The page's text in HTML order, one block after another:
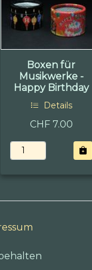
Boxen für
Musikwerke -
Happy Birthday
Details
CHF 7.00